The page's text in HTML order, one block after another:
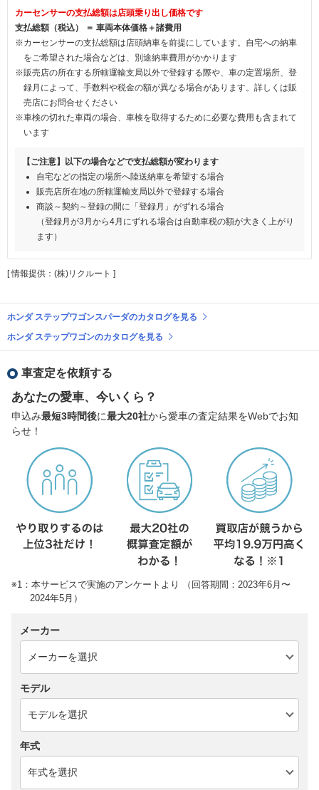
カーセンサーの支払総額は店頭乗り出し価格です
支払総額（税込） ＝ 車両本体価格＋諸費用
※カーセンサーの支払総額は店頭納車を前提にしています。自宅への納車
をご希望された場合などは、別途納車費用がかかります
※販売店の所在する所轄運輸支局以外で登録する際や、車の定置場所、登
録月によって、手数料や税金の額が異なる場合があります。詳しくは販
売店にお問合せください
※車検の切れた車両の場合、車検を取得するために必要な費用も含まれて
います
【ご注意】以下の場合などで支払総額が変わります
自宅などの指定の場所へ陸送納車を希望する場合
販売店所在地の所轄運輸支局以外で登録する場合
商談～契約～登録の間に「登録月」がずれる場合
（登録月が3月から4月にずれる場合は自動車税の額が大きく上がり
ます）
[ 情報提供：(株)リクルート ]
ホンダ ステップワゴンスパーダのカタログを見る
ホンダ ステップワゴンのカタログを見る
車査定を依頼する
あなたの愛車、今いくら？
申込み最短3時間後に最大20社から愛車の査定結果をWebでお知
らせ！
※1：本サービスで実施のアンケートより （回答期間：2023年6月〜
2024年5月）
メーカー
モデル
年式